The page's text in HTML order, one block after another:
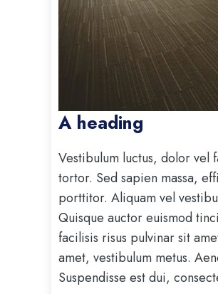
A heading
Vestibulum luctus, dolor vel
tortor. Sed sapien massa,
porttitor. Aliquam vel
Quisque auctor euismod
facilisis risus pulvinar sit
amet, vestibulum metus.
Suspendisse est dui,